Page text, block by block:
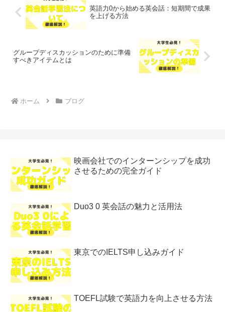
英語力0から始める英会話：短期間で成果
を上げる方法
グループディスカッションのために準備
すべきアイテムとは
ホーム ブログ
映画会社でのインターンシップを成功
させるための完全ガイド
Duo3 0 英会話の魅力と活用法
東京でのIELTS申し込みガイド
TOEFL試験で英語力を向上させる方法